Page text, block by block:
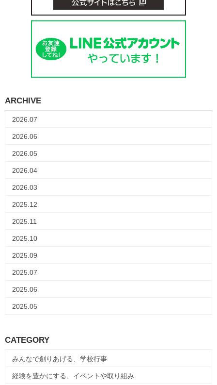
ARCHIVE
2026.07
2026.06
2026.05
2026.04
2026.03
2025.12
2025.11
2025.10
2025.09
2025.07
2025.06
2025.05
CATEGORY
みんなで創りあげる、学校行事
経験を豊かにする、イベントや取り組み